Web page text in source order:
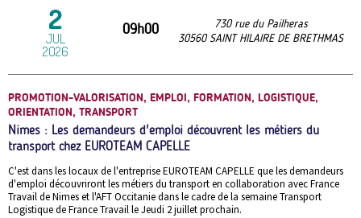
2
JUL
2026
09h00
730 rue du Pailheras
30560 SAINT HILAIRE DE BRETHMAS
PROMOTION-VALORISATION, EMPLOI, FORMATION, LOGISTIQUE,
ORIENTATION, TRANSPORT
Nimes : Les demandeurs d'emploi découvrent les métiers du
transport chez EUROTEAM CAPELLE
C'est dans les locaux de l'entreprise EUROTEAM CAPELLE que les demandeurs
d'emploi découvriront les métiers du transport en collaboration avec France
Travail de Nimes et l'AFT Occitanie dans le cadre de la semaine Transport
Logistique de France Travail le Jeudi 2 juillet prochain.